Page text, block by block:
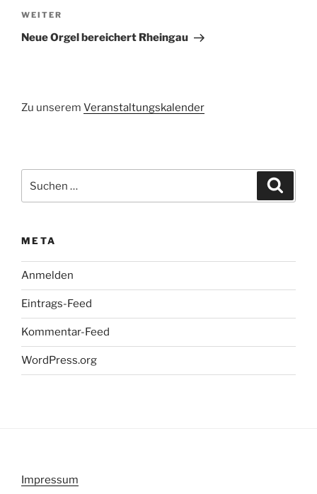
Nächster
Beitrag
WEITER
Neue Orgel bereichert Rheingau
Zu unserem Veranstaltungskalender
nach:
META
Anmelden
Eintrags-Feed
Kommentar-Feed
WordPress.org
Impressum